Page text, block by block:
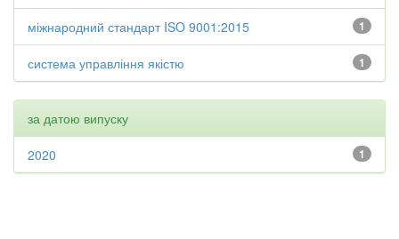
1
міжнародний стандарт ISO 9001:2015
1
система управління якістю
за датою випуску
1
2020